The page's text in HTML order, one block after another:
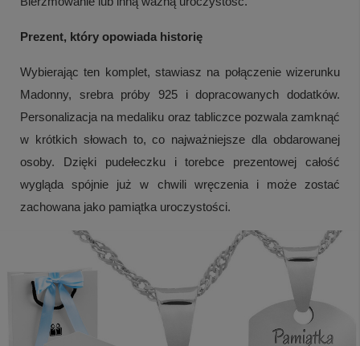
Prezent, który opowiada historię
Wybierając ten komplet, stawiasz na połączenie wizerunku
Madonny, srebra próby 925 i dopracowanych dodatków.
Personalizacja na medaliku oraz tabliczce pozwala zamknąć
w krótkich słowach to, co najważniejsze dla obdarowanej
osoby. Dzięki pudełeczku i torebce prezentowej całość
wygląda spójnie już w chwili wręczenia i może zostać
zachowana jako pamiątka uroczystości.